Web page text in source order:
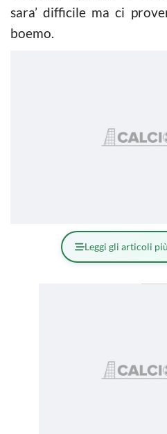
sara’ difficile ma ci
boemo.
Leggi gli articoli